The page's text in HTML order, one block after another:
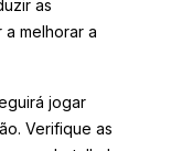
as
melhorar a
jogar
Verifique as